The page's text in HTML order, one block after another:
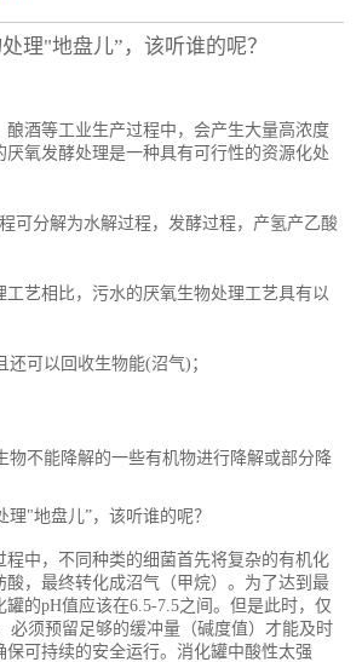
理"地盘儿”，该听谁的呢？
酿酒等工业生产过程中，会产生大量高浓度
厌氧发酵处理是一种具有可行性的资源化处
可分解为水解过程，发酵过程，产氢产乙酸
工艺相比，污水的厌氧生物处理工艺具有以
还可以回收生物能(沼气)；
物不能降解的一些有机物进行降解或部分降
程中，不同种类的细菌首先将复杂的有机化
酸，最终转化成沼气（甲烷）。为了达到最
的pH值应该在6.5-7.5之间。但是此时，仅
必须预留足够的缓冲量（碱度值）才能及时
保可持续的安全运行。消化罐中酸性太强